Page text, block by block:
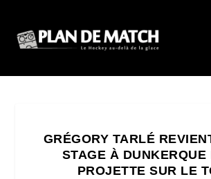
GRÉGORY TARLÉ
STAGE À DUNKERQUE
PROJETTE SUR LE